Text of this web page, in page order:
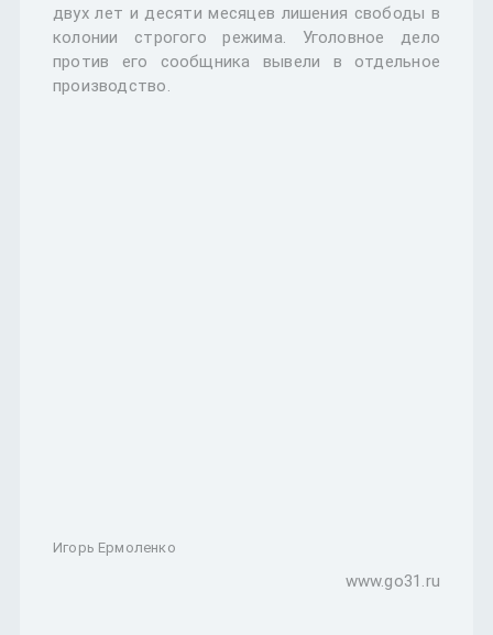
двух лет и десяти месяцев лишения свободы в
колонии строгого режима. Уголовное дело
против его сообщника вывели в отдельное
производство.
Игорь Ермоленко
www.go31.ru